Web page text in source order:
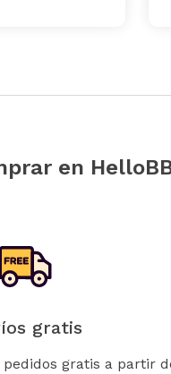
en
gratis
gratis a partir